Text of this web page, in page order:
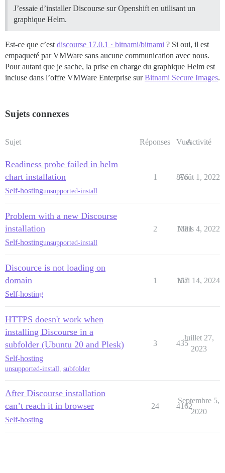
J’essaie d’installer Discourse sur Openshift en utilisant un
graphique Helm.
Est-ce que c’est discourse 17.0.1 · bitnami/bitnami ? Si oui, il est
empaqueté par VMWare sans aucune communication avec nous.
Pour autant que je sache, la prise en charge du graphique Helm est
incluse dans l’offre VMWare Enterprise surBitnami Secure Images.
Sujets connexes
Sujet Réponses VuesActivité
Readiness probe failed in helm
chart installation
Self-hostingunsupported-install
1 876
Août 1, 2022
Problem with a new Discourse
installation
Self-hostingunsupported-install
2 1081
Mars 4, 2022
Discource is not loading on
domain
Self-hosting
1 167
Mai 14, 2024
HTTPS doesn't work when
installing Discourse in a
subfolder (Ubuntu 20 and Plesk)
Self-hosting
unsupported-install, subfolder
3 435
Juillet 27,
2023
After Discourse installation
can’t reach it in browser
Self-hosting
24 4162
Septembre 5,
2020